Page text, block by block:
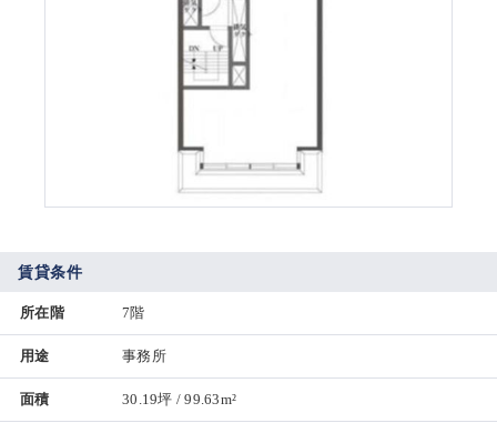
賃貸条件
所在階 7階
用途 事務所
面積 30.19坪 / 99.63m²